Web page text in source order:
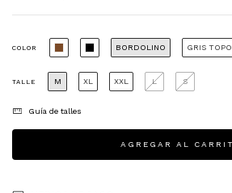
COLOR BORDOLINO GRIS TOPO
TALLE M XL XXL L S
Guía de talles